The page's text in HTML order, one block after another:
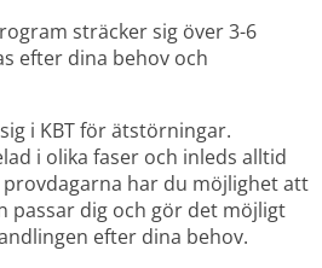
sträcker sig över 3-6
efter dina behov och
i KBT för ätstörningar.
i olika faser och inleds alltid
har du möjlighet att
passar dig och gör det möjligt
efter dina behov.